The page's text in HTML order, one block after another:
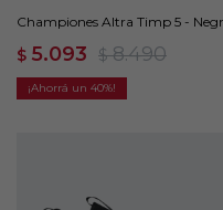
Championes Altra Timp 5 -
$ 5.093 $ 8.490
40